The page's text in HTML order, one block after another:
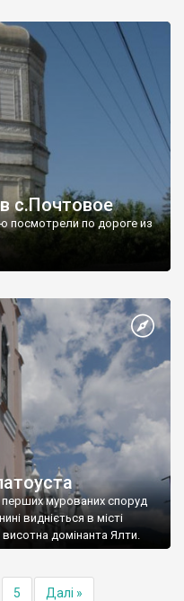
с.Почтовое
посмотрели по дороге из
перших мурованих споруд
видніється в місті
домінанта Ялти.
5 Далі »